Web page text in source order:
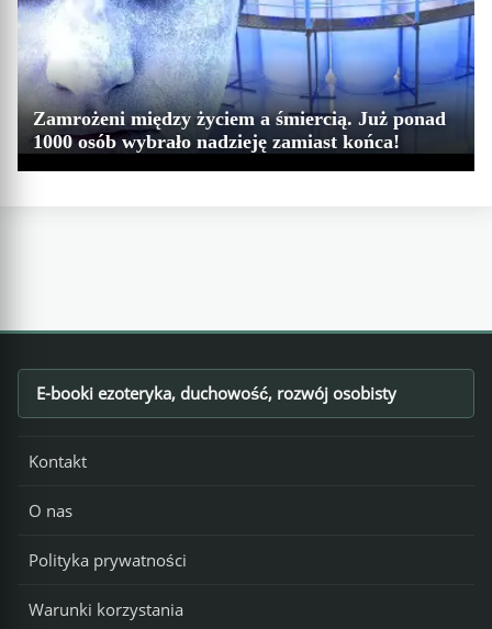
Zamrożeni między życiem a śmiercią. Już ponad
1000 osób wybrało nadzieję zamiast końca!
Kilkaset zmarłych osób cierpliwie czeka na
wskrzeszenie. Chętnych przybywa!
Footer
E-booki ezoteryka, duchowość, rozwój osobisty
Kontakt
O nas
Polityka prywatności
Warunki korzystania